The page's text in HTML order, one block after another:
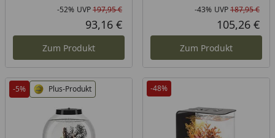
Rabatt in Prozent
-52%
Ursprünglicher Preis
UVP197,95 €
Aktueller Preis
93,16 €
Zum Produkt
-43% UVP187,95 €
105,26 €
Zum Produkt
-5% Plus-Produkt -48%